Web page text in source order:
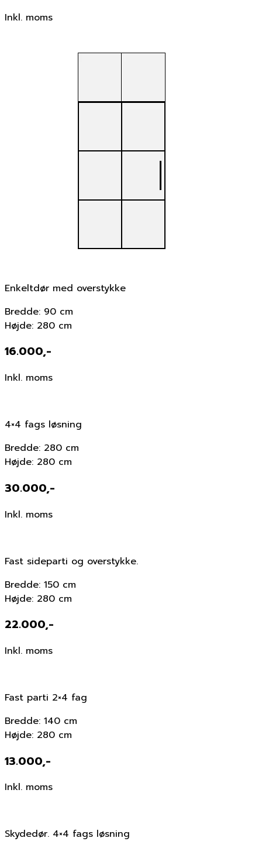
Inkl. moms
Enkeltdør med overstykke
Bredde: 90 cm
Højde: 280 cm
16.000,-
Inkl. moms
4×4 fags løsning
Bredde: 280 cm
Højde: 280 cm
30.000,-
Inkl. moms
Fast sideparti og overstykke.
Bredde: 150 cm
Højde: 280 cm
22.000,-
Inkl. moms
Fast parti 2×4 fag
Bredde: 140 cm
Højde: 280 cm
13.000,-
Inkl. moms
Skydedør. 4×4 fags løsning